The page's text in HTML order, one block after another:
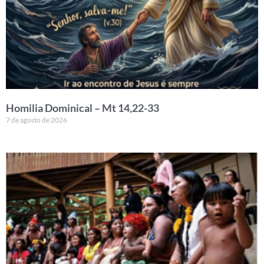
Homilia Dominical – Mt 14,22-33
7 de agosto de 2026